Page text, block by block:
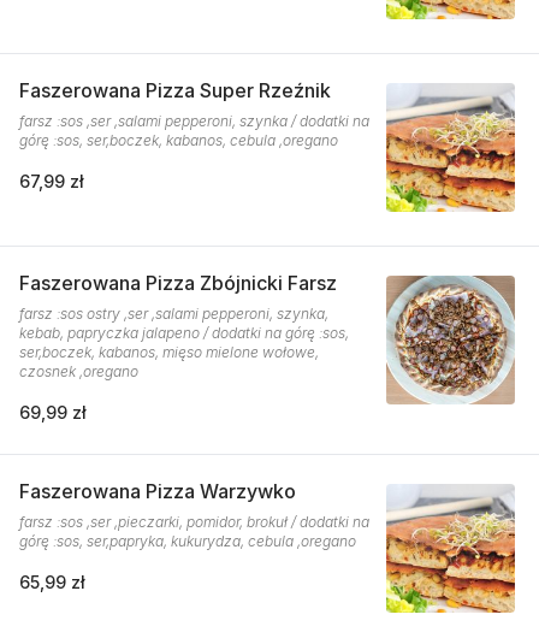
Faszerowana Pizza Super Rzeźnik
farsz :sos ,ser ,salami pepperoni, szynka / dodatki na
górę :sos, ser,boczek, kabanos, cebula ,oregano
67,99 zł
Faszerowana Pizza Zbójnicki Farsz
farsz :sos ostry ,ser ,salami pepperoni, szynka,
kebab, papryczka jalapeno / dodatki na górę :sos,
ser,boczek, kabanos, mięso mielone wołowe,
czosnek ,oregano
69,99 zł
Faszerowana Pizza Warzywko
farsz :sos ,ser ,pieczarki, pomidor, brokuł / dodatki na
górę :sos, ser,papryka, kukurydza, cebula ,oregano
65,99 zł